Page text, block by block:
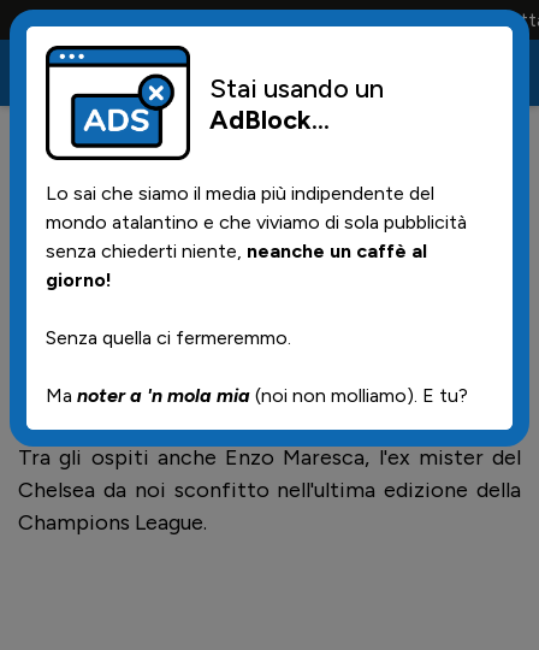
Conta solo la maglia e solo i tifosi la portano tutta
29/05/2026 | 18.18
VIDEO - La questione stadi in
Italia
L'11 maggio 2026, rcevendo il premio "Gianni
questo. Saranno fischiate le orecchie a qualcuno?
Tra gli ospiti anche Enzo Maresca, l'ex mister del
Chelsea da noi sconfitto nell'ultima edizione della
Champions League.
Stai usando un
AdBlock...
Lo sai che siamo il media più indipendente del
mondo atalantino e che viviamo di sola pubblicità
senza chiederti niente, neanche un caffè al
giorno!
Senza quella ci fermeremmo.
Ma noter a 'n mola mia (noi non molliamo). E tu?